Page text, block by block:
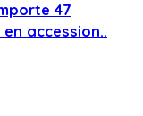
47
accession..